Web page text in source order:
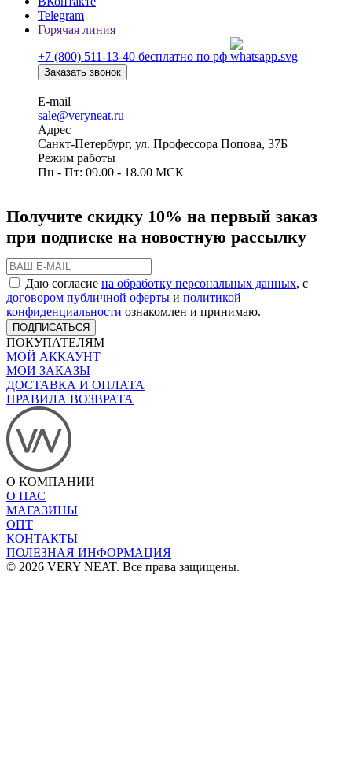
Telegram
Горячая линия
+7 (800) 511-13-40 бесплатно по рф
Заказать звонок
E-mail
sale@veryneat.ru
Адрес
Санкт-Петербург, ул. Профессора Попова, 37Б
Режим работы
Пн - Пт: 09.00 - 18.00 МСК
Получите скидку 10% на первый заказ
при подписке на новостную рассылку
Даю согласие на обработку персональных данных, с
договором публичной оферты и политикой
конфиденциальности ознакомлен и принимаю.
ПОДПИСАТЬСЯ
ПОКУПАТЕЛЯМ
МОЙ АККАУНТ
МОИ ЗАКАЗЫ
ДОСТАВКА И ОПЛАТА
ПРАВИЛА ВОЗВРАТА
О КОМПАНИИ
О НАС
МАГАЗИНЫ
ОПТ
КОНТАКТЫ
ПОЛЕЗНАЯ ИНФОРМАЦИЯ
© 2026 VERY NEAT. Все права защищены.